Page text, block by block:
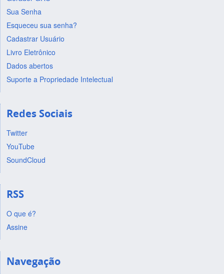
Sua Senha
Esqueceu sua senha?
Cadastrar Usuário
Livro Eletrônico
Dados abertos
Suporte a Propriedade Intelectual
Redes Sociais
Twitter
YouTube
SoundCloud
RSS
O que é?
Assine
Navegação